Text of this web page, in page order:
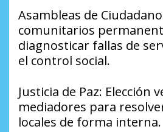
​Asambleas de
comunitarios
diagnosticar fallas de
el control social.
​Justicia de Paz: Elección
mediadores para
locales de forma interna.